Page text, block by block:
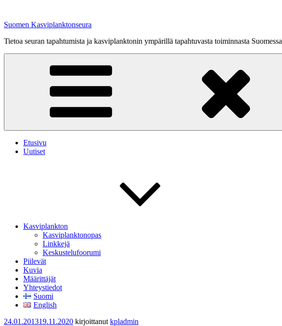
Suomen Kasviplanktonseura
Tietoa seuran tapahtumista ja kasviplanktonin ympärillä tapahtuvasta toiminnasta Suomessa
Etusivu
Uutiset
Kasviplankton
Kasviplanktonopas
Linkkejä
Keskustelufoorumi
Piilevät
Kuvia
Määrittäjät
Yhteystiedot
Suomi
English
Julkaistu
24.01.201319.11.2020 kirjoittanut kpladmin